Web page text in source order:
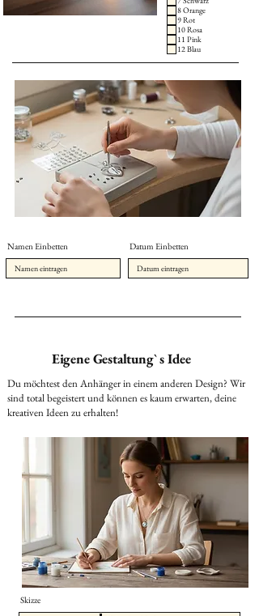
8 Orange
9 Rot
10 Rosa
11 Pink
12 Blau
Namen Einbetten Datum Einbetten
Eigene Gestaltung` s Idee
Du möchtest den Anhänger in einem anderen Design? Wir
sind total begeistert und können es kaum erwarten, deine
kreativen Ideen zu erhalten!
Skizze